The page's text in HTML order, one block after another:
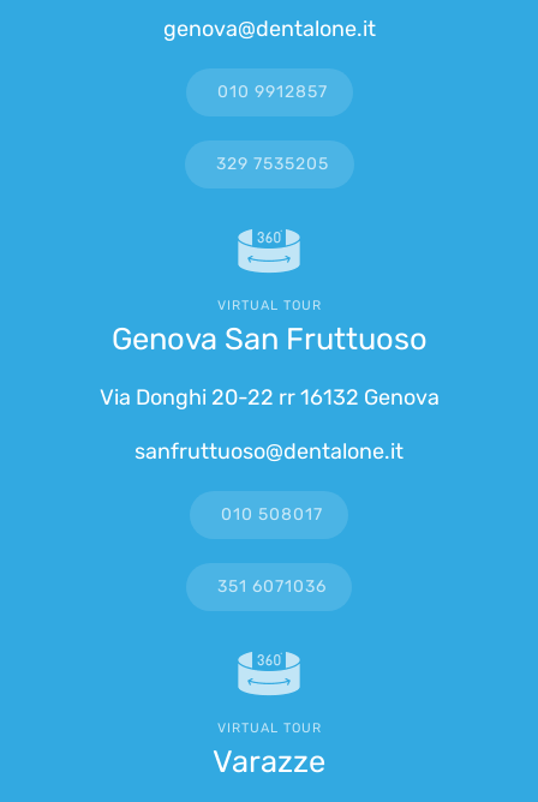
genova@dentalone.it
010 9912857
329 7535205
VIRTUAL TOUR
Genova San Fruttuoso
Via Donghi 20-22 rr 16132 Genova
sanfruttuoso@dentalone.it
010 508017
351 6071036
VIRTUAL TOUR
Varazze